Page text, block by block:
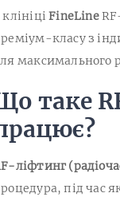
клініціFineLine
класу з
максимального
таке
ліфтинг
під час